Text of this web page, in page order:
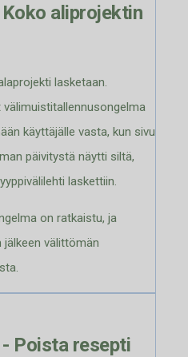
aliprojektin
lasketaan.
käyttäjälle vasta, kun sivu
päivitystä näytti siltä,
laskettiin.
on ratkaistu, ja
välittömän
Poista resepti